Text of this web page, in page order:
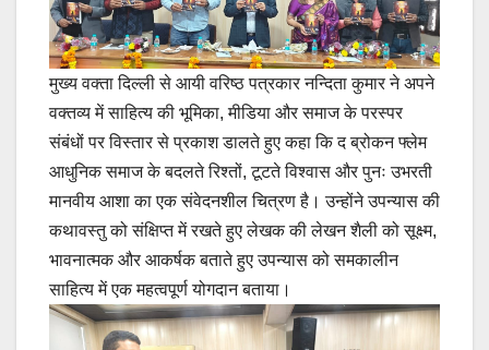
मुख्य वक्ता दिल्ली से आयी वरिष्ठ पत्रकार नन्दिता कुमार ने अपने
वक्तव्य में साहित्य की भूमिका, मीडिया और समाज के परस्पर
संबंधों पर विस्तार से प्रकाश डालते हुए कहा कि द ब्रोकन फ्लेम
आधुनिक समाज के बदलते रिश्तों, टूटते विश्वास और पुनः उभरती
मानवीय आशा का एक संवेदनशील चित्रण है। उन्होंने उपन्यास की
कथावस्तु को संक्षिप्त में रखते हुए लेखक की लेखन शैली को सूक्ष्म,
भावनात्मक और आकर्षक बताते हुए उपन्यास को समकालीन
साहित्य में एक महत्वपूर्ण योगदान बताया।